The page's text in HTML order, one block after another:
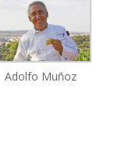
Adolfo Muñoz